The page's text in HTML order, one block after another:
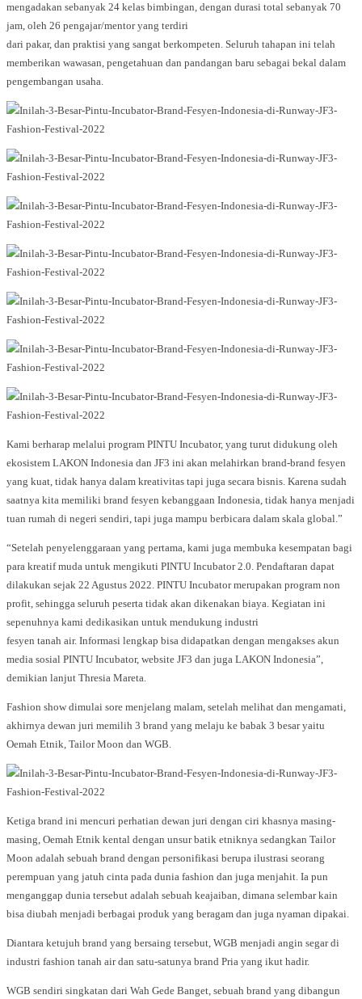
mengadakan sebanyak 24 kelas bimbingan, dengan durasi total sebanyak 70
jam, oleh 26 pengajar/mentor yang terdiri
dari pakar, dan praktisi yang sangat berkompeten. Seluruh tahapan ini telah
memberikan wawasan, pengetahuan dan pandangan baru sebagai bekal dalam
pengembangan usaha.
Kami berharap melalui program PINTU Incubator, yang turut didukung oleh
ekosistem LAKON Indonesia dan JF3 ini akan melahirkan brand-brand fesyen
yang kuat, tidak hanya dalam kreativitas tapi juga secara bisnis. Karena sudah
saatnya kita memiliki brand fesyen kebanggaan Indonesia, tidak hanya menjadi
tuan rumah di negeri sendiri, tapi juga mampu berbicara dalam skala global.”
“Setelah penyelenggaraan yang pertama, kami juga membuka kesempatan bagi
para kreatif muda untuk mengikuti PINTU Incubator 2.0. Pendaftaran dapat
dilakukan sejak 22 Agustus 2022. PINTU Incubator merupakan program non
profit, sehingga seluruh peserta tidak akan dikenakan biaya. Kegiatan ini
sepenuhnya kami dedikasikan untuk mendukung industri
fesyen tanah air. Informasi lengkap bisa didapatkan dengan mengakses akun
media sosial PINTU Incubator, website JF3 dan juga LAKON Indonesia”,
demikian lanjut Thresia Mareta.
Fashion show dimulai sore menjelang malam, setelah melihat dan mengamati,
akhirnya dewan juri memilih 3 brand yang melaju ke babak 3 besar yaitu
Oemah Etnik, Tailor Moon dan WGB.
Ketiga brand ini mencuri perhatian dewan juri dengan ciri khasnya masing-
masing, Oemah Etnik kental dengan unsur batik etniknya sedangkan Tailor
Moon adalah sebuah brand dengan personifikasi berupa ilustrasi seorang
perempuan yang jatuh cinta pada dunia fashion dan juga menjahit. Ia pun
menganggap dunia tersebut adalah sebuah keajaiban, dimana selembar kain
bisa diubah menjadi berbagai produk yang beragam dan juga nyaman dipakai.
Diantara ketujuh brand yang bersaing tersebut, WGB menjadi angin segar di
industri fashion tanah air dan satu-satunya brand Pria yang ikut hadir.
WGB sendiri singkatan dari Wah Gede Banget, sebuah brand yang dibangun